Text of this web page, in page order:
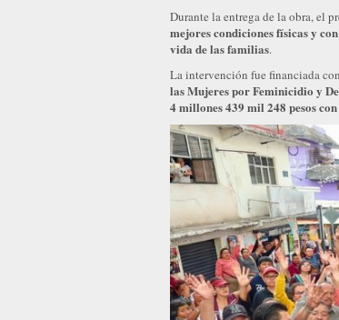
Durante la entrega de la obra, el
mejores condiciones físicas y
vida de las familias.
La intervención fue financiada
las Mujeres por Feminicidio y
4 millones 439 mil 248 pesos con